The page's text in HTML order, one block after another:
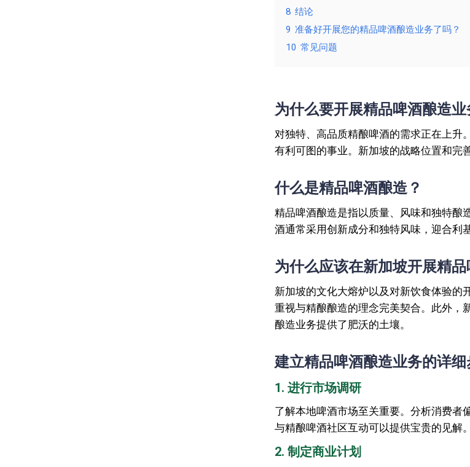
8 结论
9 准备好开展您的精品啤酒酿造业务了吗？
10 常见问题
为什么要开展精品啤酒酿造业
对独特、高品质精酿啤酒的需求正在上升
有利可图的事业。新加坡的战略位置和完
什么是精品啤酒酿造？
精品啤酒酿造是指以质量、风味和独特酿
酒通常采用创新成分和独特风味，迎合利
为什么应该在新加坡开展精
新加坡的文化大熔炉以及对新饮食体验的
重视与精酿酿造的理念完美契合。此外，
酿造业务提供了肥沃的土壤。
建立精品啤酒酿造业务的详细
1. 进行市场调研
了解本地啤酒市场至关重要。分析消费者
与精酿啤酒社区互动可以提供宝贵的见解。
2. 制定商业计划